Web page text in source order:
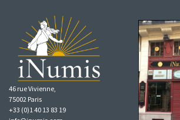
46 rue Vivienne,
75002 Paris
+33 (0)1 40 13 83 19